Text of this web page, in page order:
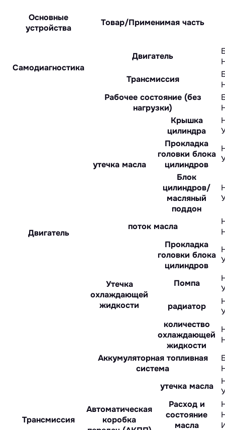
Основные
устройства
Товар/Применимая часть
Самодиагностика
Двигатель
Трансмиссия
Двигатель
Рабочее состояние (без
нагрузки)
утечка масла
Крышка
цилиндра
Прокладка
головки блока
цилиндров
Блок
цилиндров/
масляный
поддон
поток масла
Утечка
охлаждающей
жидкости
Прокладка
головки блока
цилиндров
Помпа
радиатор
количество
охлаждающей
жидкости
Аккумуляторная топливная
система
Трансмиссия
Автоматическая
коробка
утечка масла
Расход и
состояние
масла